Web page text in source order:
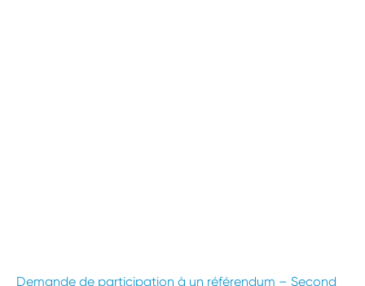
Demande de participation à un référendum – Second